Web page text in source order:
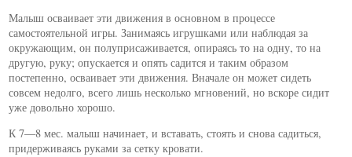
Малыш осваивает эти движения в основном в процессе
самостоятельной игры. Занимаясь игрушками или наблюдая за
окружающим, он полуприсаживается, опираясь то на одну, то на
другую, руку; опускается и опять садится и таким образом
постепенно, осваивает эти движения. Вначале он может сидеть
совсем недолго, всего лишь несколько мгновений, но вскоре сидит
уже довольно хорошо.
К 7—8 мес. малыш начинает, и вставать, стоять и снова садиться,
придерживаясь руками за сетку кровати.